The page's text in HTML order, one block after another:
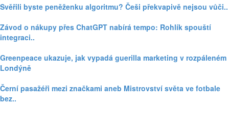
Svěřili byste peněženku algoritmu? Češi překvapivě nejsou vůči..
Závod o nákupy přes ChatGPT nabírá tempo: Rohlík spouští
integraci..
Greenpeace ukazuje, jak vypadá guerilla marketing v rozpáleném
Londýně
Černí pasažéři mezi značkami aneb Mistrovství světa ve fotbale
bez..